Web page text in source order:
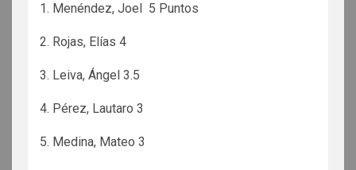
1. Menéndez, Joel 5 Puntos
2. Rojas, Elías 4
3. Leiva, Ángel 3.5
4. Pérez, Lautaro 3
5. Medina, Mateo 3